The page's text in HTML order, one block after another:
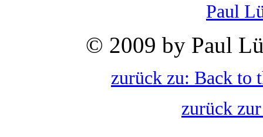
Paul
© 2009 by Paul
zurück zu: Back to
zurück